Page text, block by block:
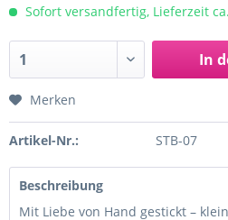
Sofort versandfertig, Lieferzeit
In
Merken
Artikel-Nr.: STB-07
Beschreibung
Mit Liebe von Hand gestickt –